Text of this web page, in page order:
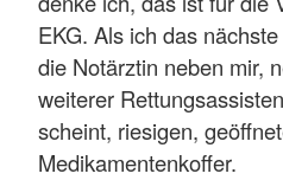
EKG. Als ich das
die Notärztin neben mir,
weiterer
scheint, riesigen,
Medikamentenkoffer.